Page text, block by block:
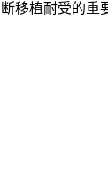
断移植耐受的重